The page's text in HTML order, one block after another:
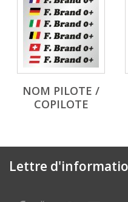
NOM PILOTE /
COPILOTE
Lettre